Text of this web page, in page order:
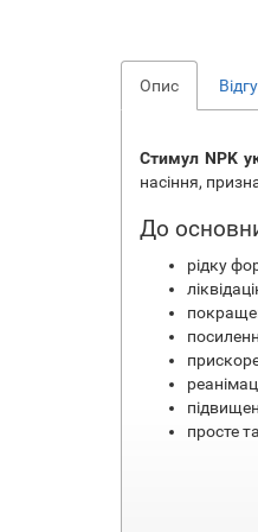
Опис
Стимул NPK
насіння,
До
рідку
просте